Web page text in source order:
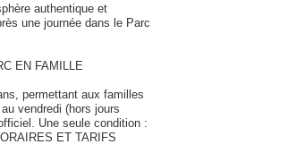
authentique et
une journée dans le Parc
EN FAMILLE
permettant aux familles
vendredi (hors jours
Une seule condition :
ET TARIFS